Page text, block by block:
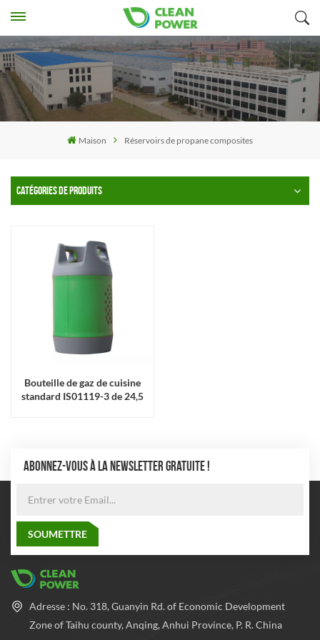
Maison Réservoirs de propane composites
CATÉGORIES DE PRODUITS
Bouteille de gaz de cuisine
standard IS01119-3 de 24,5
ABONNEZ-VOUS À LA NEWSLETTER GRATUITE !
Adresse : No. 318, Guanyin Rd. of Economic Development
Zone of Taihu county, Anqing, Anhui Province, P. R. China